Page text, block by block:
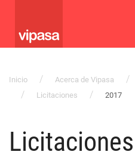
Inicio Acerca de Vipasa
Licitaciones
2017
Licitaciones